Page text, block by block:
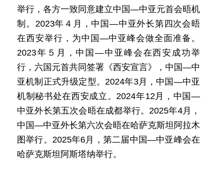
举行，各方一致同意建立中国—中亚元首会晤机
制。2023年４月，中国—中亚外长第四次会晤
在西安举行，为中国—中亚峰会做全面准备。
2023年５月，中国—中亚峰会在西安成功举
行，六国元首共同签署《西安宣言》，中国—中
亚机制正式升级定型。2024年3月，中国—中亚
机制秘书处在西安成立。2024年12月，中国—
中亚外长第五次会晤在成都举行。2025年4月，
中国—中亚外长第六次会晤在哈萨克斯坦阿拉木
图举行。2025年6月，第二届中国—中亚峰会在
哈萨克斯坦阿斯塔纳举行。